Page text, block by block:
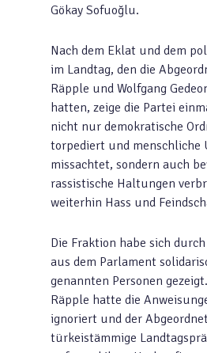
Gökay Sofuoğlu.
Nach dem Eklat und dem
im Landtag, den die
Räpple und Wolfgang
hatten, zeige die Partei
nicht nur demokratische
torpediert und menschliche
missachtet, sondern auch
rassistische Haltungen
weiterhin Hass und
Die Fraktion habe sich
aus dem Parlament
genannten Personen
Räpple hatte die
ignoriert und der
türkeistämmige